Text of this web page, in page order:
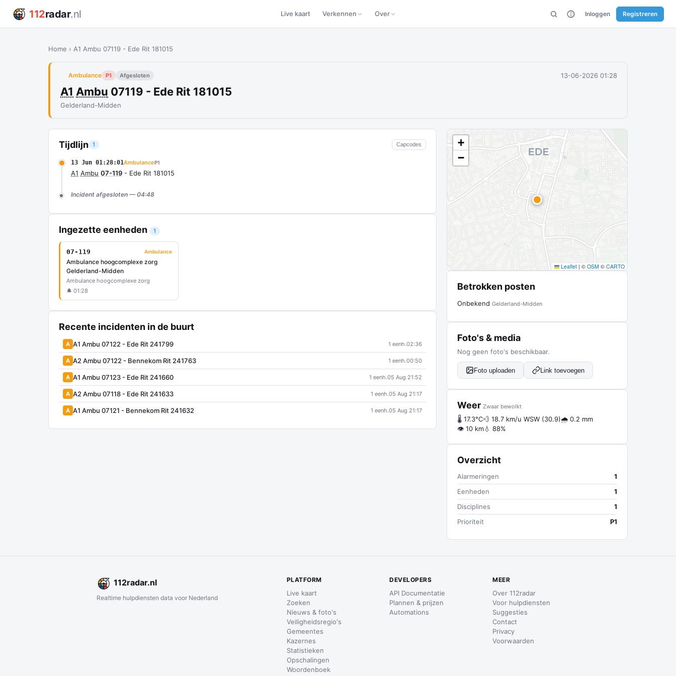
112radar.nl Live kaart Verkennen Over Inloggen Registreren
Home › A1 Ambu 07119 - Ede Rit 181015
Ambulance P1 Afgesloten 13-06-2026 01:28
A1 Ambu 07119 - Ede Rit 181015
Gelderland-Midden
Tijdlijn 1 Capcodes
13 Jun 01:28:01AmbulanceP1
A1 Ambu 07-119 - Ede Rit 181015
Incident afgesloten — 04:48
Ingezette eenheden 1
07-119 Ambulance
Ambulance hoogcomplexe zorg
Gelderland-Midden
Ambulance hoogcomplexe zorg
🔔 01:28
Recente incidenten in de buurt
A A1 Ambu 07122 - Ede Rit 241799 1 eenh.02:36
A A2 Ambu 07122 - Bennekom Rit 241763 1 eenh.00:50
A A1 Ambu 07123 - Ede Rit 241660 1 eenh.05 Aug 21:52
A A2 Ambu 07118 - Ede Rit 241633 1 eenh.05 Aug 21:17
A A1 Ambu 07121 - Bennekom Rit 241632 1 eenh.05 Aug 21:17
+
−
Leaflet | © OSM © CARTO
Betrokken posten
Onbekend Gelderland-Midden
Foto's & media
Nog geen foto's beschikbaar.
Foto uploaden Link toevoegen
Weer Zwaar bewolkt
🌡 17.3°C💨 18.7 km/u WSW (30.9)🌧 0.2 mm
👁 10 km💧 88%
Overzicht
Alarmeringen
1
Eenheden
1
Disciplines
1
Prioriteit
P1
112radar.nl
Realtime hulpdiensten data voor Nederland
PLATFORM
Live kaart
Zoeken
Nieuws & foto's
Veiligheidsregio's
Gemeentes
Kazernes
Statistieken
Opschalingen
Woordenboek
DEVELOPERS
API Documentatie
Plannen & prijzen
Automations
MEER
Over 112radar
Voor hulpdiensten
Suggesties
Contact
Privacy
Voorwaarden